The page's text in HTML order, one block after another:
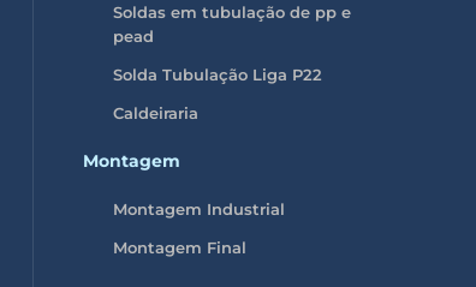
Soldas em tubulação de pp e
pead
Solda Tubulação Liga P22
Caldeiraria
Montagem
Montagem Industrial
Montagem Final